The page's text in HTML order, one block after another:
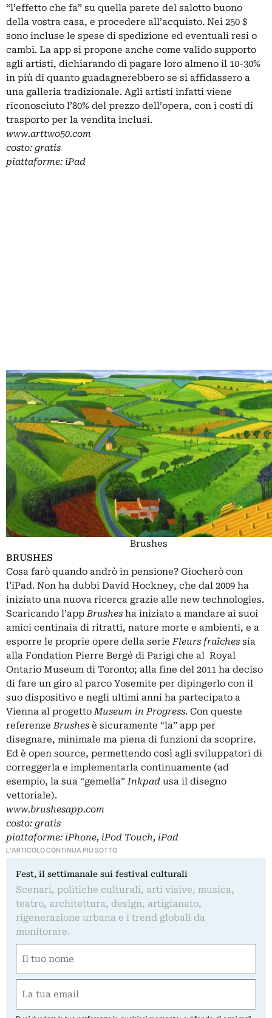
“l’effetto che fa” su quella parete del salotto buono
della vostra casa, e procedere all’acquisto. Nei 250 $
sono incluse le spese di spedizione ed eventuali resi o
cambi. La app si propone anche come valido supporto
agli artisti, dichiarando di pagare loro almeno il 10-30%
in più di quanto guadagnerebbero se si affidassero a
una galleria tradizionale. Agli artisti infatti viene
riconosciuto l’80% del prezzo dell’opera, con i costi di
trasporto per la vendita inclusi.
www.arttwo50.com
costo: gratis
piattaforme: iPad
Brushes
BRUSHES
Cosa farò quando andrò in pensione? Giocherò con
l’iPad. Non ha dubbi David Hockney, che dal 2009 ha
iniziato una nuova ricerca grazie alle new technologies.
Scaricando l’appBrushes ha iniziato a mandare ai suoi
amici centinaia di ritratti, nature morte e ambienti, e a
esporre le proprie opere della serieFleurs fraîches sia
alla Fondation Pierre Bergé di Parigi che al Royal
Ontario Museum di Toronto; alla fine del 2011 ha deciso
di fare un giro al parco Yosemite per dipingerlo con il
suo dispositivo e negli ultimi anni ha partecipato a
Vienna al progettoMuseum in Progress. Con queste
referenzeBrushes è sicuramente “la” app per
disegnare, minimale ma piena di funzioni da scoprire.
Ed è open source, permettendo così agli sviluppatori di
correggerla e implementarla continuamente (ad
esempio, la sua “gemella”Inkpad usa il disegno
vettoriale).
www.brushesapp.com
costo: gratis
piattaforme: iPhone, iPod Touch, iPad
L'ARTICOLO CONTINUA PIÙ SOTTO
Fest, il settimanale sui festival culturali
Scenari, politiche culturali, arti visive, musica,
teatro, architettura, design, artigianato,
rigenerazione urbana e i trend globali da
monitorare.
(Obbligatorio)
(Obbligatorio)